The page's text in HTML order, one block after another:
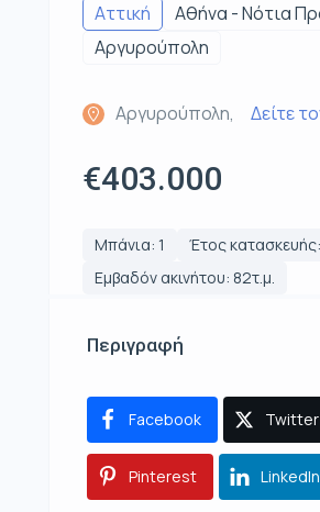
Αττική
Αθήνα - Νότια
Αργυρούπολη
Αργυρούπολη, Δείτε
€403.000
Μπάνια: 1
Έτος
Εμβαδόν ακινήτου: 82τ.μ.
Περιγραφή
Facebook Twitter
Pinterest LinkedIn